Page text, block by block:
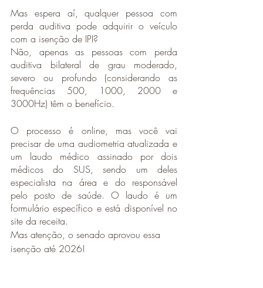
Mas espera aí, qualquer pessoa com
perda auditiva pode adquirir o veículo
com a isenção de IPI?
Não, apenas as pessoas com perda
auditiva bilateral de grau moderado,
severo ou profundo (considerando as
frequências 500, 1000, 2000 e
3000Hz) têm o benefício.
O processo é online, mas você vai
precisar de uma audiometria atualizada e
um laudo médico assinado por dois
médicos do SUS, sendo um deles
especialista na área e do responsável
pelo posto de saúde. O laudo é um
formulário específico e está disponível no
site da receita.
Mas atenção, o senado aprovou essa
isenção até 2026!